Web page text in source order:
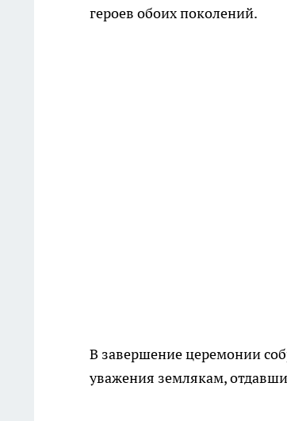
героев обоих поколений.
В завершение церемонии
уважения землякам,